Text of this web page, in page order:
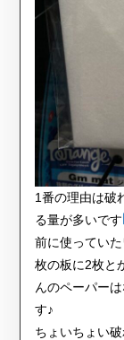
1番の理由は破
る量が多いです
前に使ってい
枚の板に2枚と
んのペーパー
す♪
ちょいちょい